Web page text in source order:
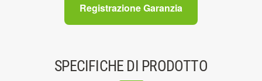
Registrazione Garanzia
SPECIFICHE DI PRODOTTO